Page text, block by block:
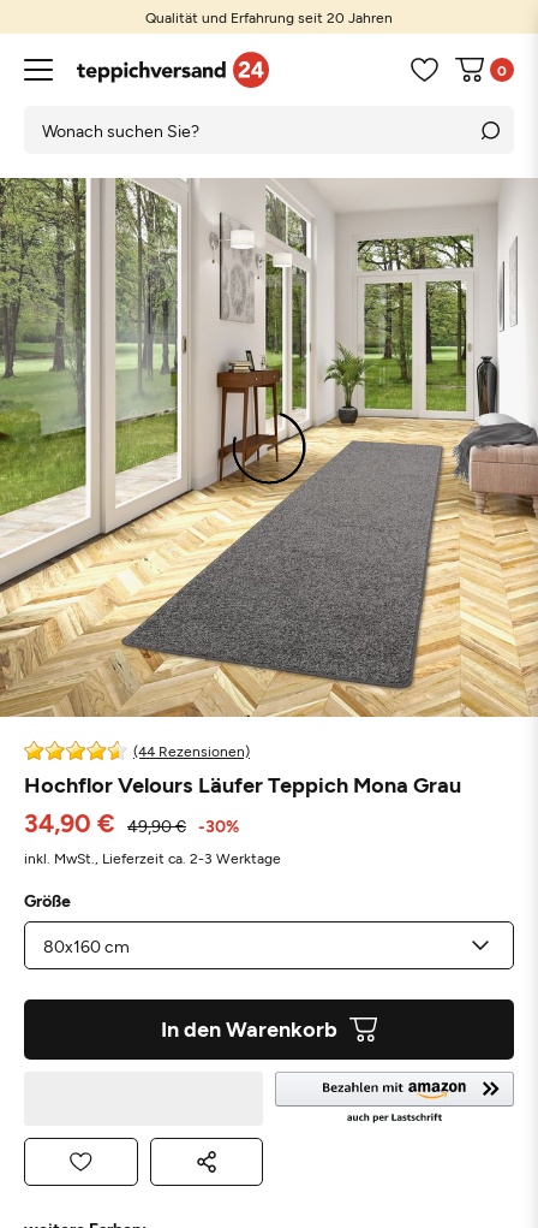
Qualität und Erfahrung seit 20 Jahren
0
(44 Rezensionen)
Hochflor Velours Läufer Teppich Mona Grau
34,90 € 49,90 € -30%
inkl. MwSt., Lieferzeit ca. 2-3 Werktage
Größe
In den Warenkorb